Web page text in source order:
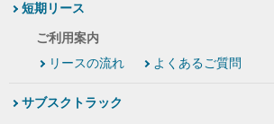
短期リース
ご利用案内
リースの流れ
よくあるご質問
サブスクトラック